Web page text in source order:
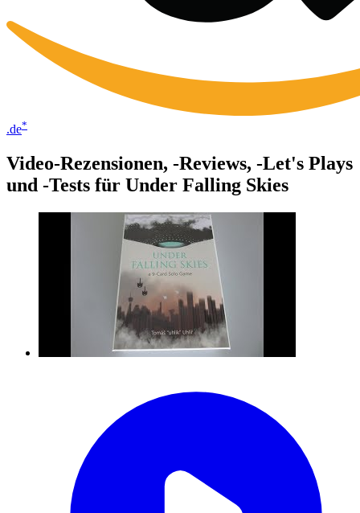
.de*
Video-Rezensionen, -Reviews, -Let's Plays
und -Tests für Under Falling Skies